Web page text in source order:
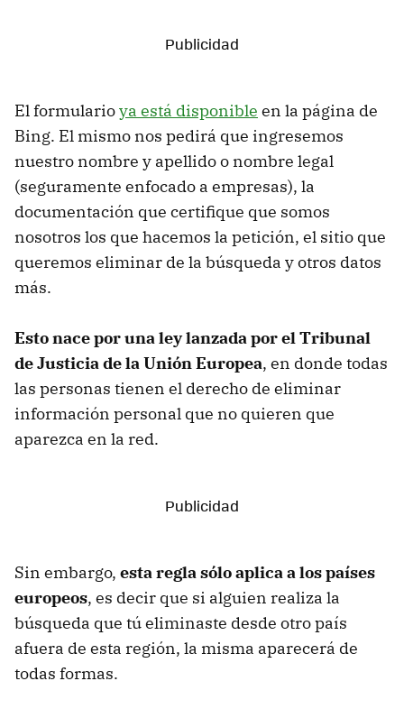
El formularioya está disponible en la página de
Bing. El mismo nos pedirá que ingresemos
nuestro nombre y apellido o nombre legal
(seguramente enfocado a empresas), la
documentación que certifique que somos
nosotros los que hacemos la petición, el sitio que
queremos eliminar de la búsqueda y otros datos
más.
Esto nace por una ley lanzada por el Tribunal
de Justicia de la Unión Europea, en donde todas
las personas tienen el derecho de eliminar
información personal que no quieren que
aparezca en la red.
Sin embargo, esta regla sólo aplica a los países
europeos, es decir que si alguien realiza la
búsqueda que tú eliminaste desde otro país
afuera de esta región, la misma aparecerá de
todas formas.